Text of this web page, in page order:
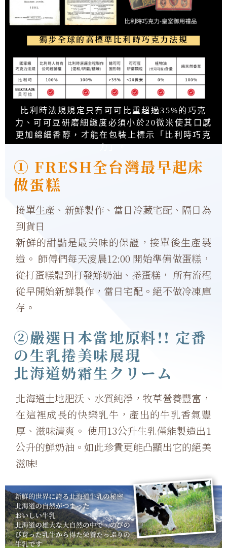
獨步全球的高標準比利時巧克力法規
比利時法規規定只有可可比重超過35%的巧克
力、可可豆研磨細緻度必須小於20微米使其口感
更加綿細香醇，才能在包裝上標示「比利時巧克
力」。
① FRESH全台灣最早起床
做蛋糕
接單生產、新鮮製作、當日冷藏宅配、隔日為
到貨日
新鮮的甜點是最美味的保證，接單後生產製
造。 師傅們每天凌晨12:00 開始準備做蛋糕，
從打蛋糕體到打發鮮奶油、捲蛋糕， 所有流程
從早開始新鮮製作，當日宅配。絕不做冷凍庫
存。
②嚴選日本當地原料!! 定番
の生乳捲美味展現
北海道奶霜生クリーム
北海道土地肥沃、水質純淨，牧草營養豐富，
在這裡成長的快樂乳牛，產出的牛乳香氣豐
厚、滋味清爽。 使用13公升生乳僅能製造出1
公升的鮮奶油。如此珍貴更能凸顯出它的絕美
滋味!